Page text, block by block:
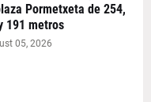
Pormetxeta de 254,
191 metros
05, 2026